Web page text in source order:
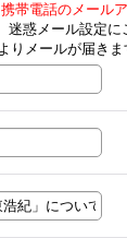
帯電話のメール
惑メール設定に
メールが届きま